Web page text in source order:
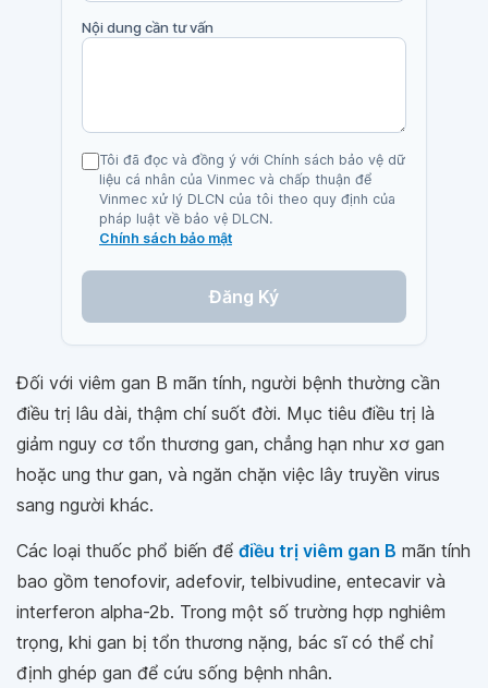
Nội dung cần tư vấn
Tôi đã đọc và đồng ý với Chính sách bảo vệ dữ
liệu cá nhân của Vinmec và chấp thuận để
Vinmec xử lý DLCN của tôi theo quy định của
pháp luật về bảo vệ DLCN.
Chính sách bảo mật
Đăng Ký
Đối với viêm gan B mãn tính, người bệnh thường cần
điều trị lâu dài, thậm chí suốt đời. Mục tiêu điều trị là
giảm nguy cơ tổn thương gan, chẳng hạn như xơ gan
hoặc ung thư gan, và ngăn chặn việc lây truyền virus
sang người khác.
Các loại thuốc phổ biến để điều trị viêm gan B mãn tính
bao gồm tenofovir, adefovir, telbivudine, entecavir và
interferon alpha-2b. Trong một số trường hợp nghiêm
trọng, khi gan bị tổn thương nặng, bác sĩ có thể chỉ
định ghép gan để cứu sống bệnh nhân.